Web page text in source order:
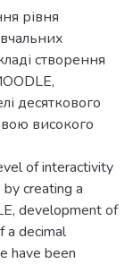
рівня
створення
десяткового
високого
of interactivity
creating a
development of
a decimal
have been